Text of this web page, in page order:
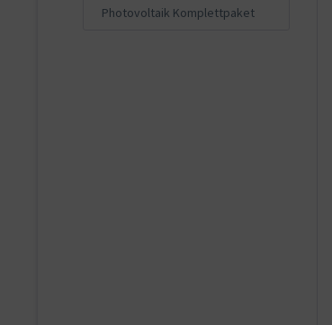
Photovoltaik Komplettpaket